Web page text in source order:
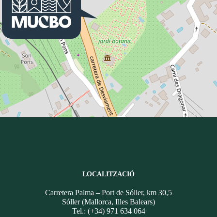
LOCALITZACIÓ
Carretera Palma – Port de Sóller, km 30,5
Sóller (Mallorca, Illes Balears)
Tel.: (+34) 971 634 064